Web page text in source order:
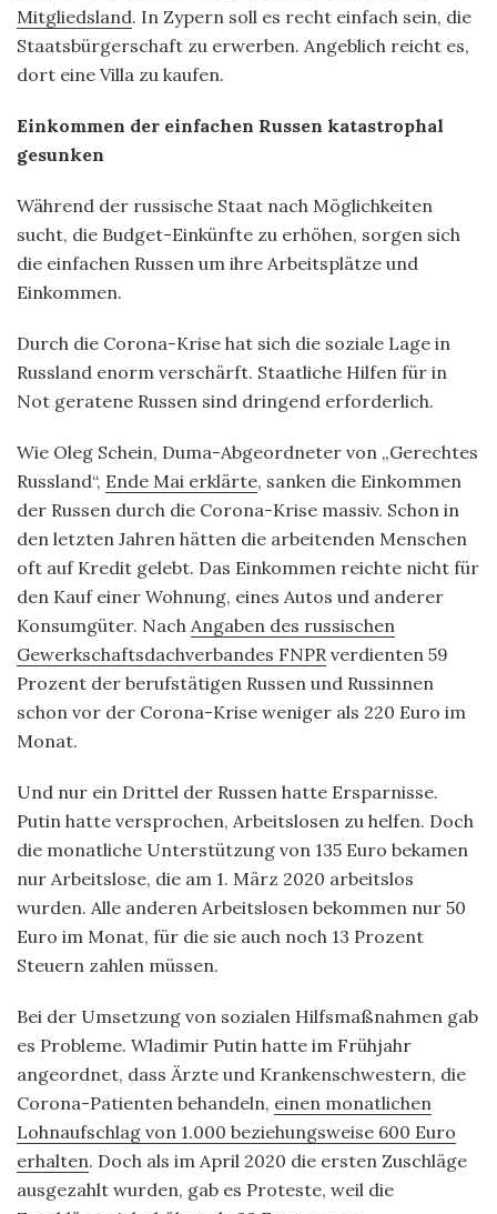
Mitgliedsland. In Zypern soll es recht einfach sein, die
Staatsbürgerschaft zu erwerben. Angeblich reicht es,
dort eine Villa zu kaufen.
Einkommen der einfachen Russen katastrophal
gesunken
Während der russische Staat nach Möglichkeiten
sucht, die Budget-Einkünfte zu erhöhen, sorgen sich
die einfachen Russen um ihre Arbeitsplätze und
Einkommen.
Durch die Corona-Krise hat sich die soziale Lage in
Russland enorm verschärft. Staatliche Hilfen für in
Not geratene Russen sind dringend erforderlich.
Wie Oleg Schein, Duma-Abgeordneter von „Gerechtes
Russland“, Ende Mai erklärte, sanken die Einkommen
der Russen durch die Corona-Krise massiv. Schon in
den letzten Jahren hätten die arbeitenden Menschen
oft auf Kredit gelebt. Das Einkommen reichte nicht für
den Kauf einer Wohnung, eines Autos und anderer
Konsumgüter. Nach Angaben des russischen
Gewerkschaftsdachverbandes FNPR verdienten 59
Prozent der berufstätigen Russen und Russinnen
schon vor der Corona-Krise weniger als 220 Euro im
Monat.
Und nur ein Drittel der Russen hatte Ersparnisse.
Putin hatte versprochen, Arbeitslosen zu helfen. Doch
die monatliche Unterstützung von 135 Euro bekamen
nur Arbeitslose, die am 1. März 2020 arbeitslos
wurden. Alle anderen Arbeitslosen bekommen nur 50
Euro im Monat, für die sie auch noch 13 Prozent
Steuern zahlen müssen.
Bei der Umsetzung von sozialen Hilfsmaßnahmen gab
es Probleme. Wladimir Putin hatte im Frühjahr
angeordnet, dass Ärzte und Krankenschwestern, die
Corona-Patienten behandeln, einen monatlichen
Lohnaufschlag von 1.000 beziehungsweise 600 Euro
erhalten. Doch als im April 2020 die ersten Zuschläge
ausgezahlt wurden, gab es Proteste, weil die